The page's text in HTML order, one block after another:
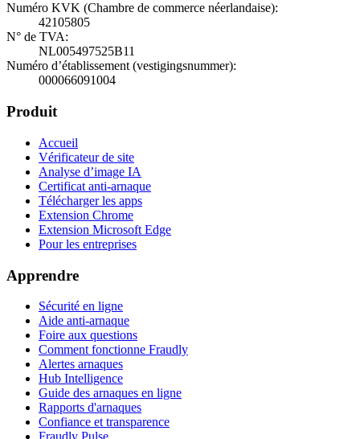
Numéro KVK (Chambre de commerce néerlandaise):
42105805
N° de TVA:
NL005497525B11
Numéro d’établissement (vestigingsnummer):
000066091004
Produit
Accueil
Vérificateur de site
Analyse d’image IA
Certificat anti-arnaque
Télécharger les apps
Extension Chrome
Extension Microsoft Edge
Pour les entreprises
Apprendre
Sécurité en ligne
Aide anti-arnaque
Foire aux questions
Comment fonctionne Fraudly
Alertes arnaques
Hub Intelligence
Guide des arnaques en ligne
Rapports d'arnaques
Confiance et transparence